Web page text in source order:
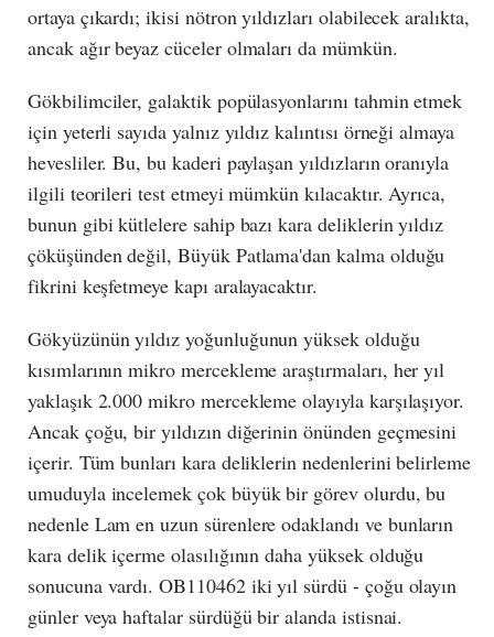
ortaya çıkardı; ikisi nötron yıldızları olabilecek aralıkta,
ancak ağır beyaz cüceler olmaları da mümkün.
Gökbilimciler, galaktik popülasyonlarını tahmin etmek
için yeterli sayıda yalnız yıldız kalıntısı örneği almaya
hevesliler. Bu, bu kaderi paylaşan yıldızların oranıyla
ilgili teorileri test etmeyi mümkün kılacaktır. Ayrıca,
bunun gibi kütlelere sahip bazı kara deliklerin yıldız
çöküşünden değil, Büyük Patlama'dan kalma olduğu
fikrini keşfetmeye kapı aralayacaktır.
Gökyüzünün yıldız yoğunluğunun yüksek olduğu
kısımlarının mikro mercekleme araştırmaları, her yıl
yaklaşık 2.000 mikro mercekleme olayıyla karşılaşıyor.
Ancak çoğu, bir yıldızın diğerinin önünden geçmesini
içerir. Tüm bunları kara deliklerin nedenlerini belirleme
umuduyla incelemek çok büyük bir görev olurdu, bu
nedenle Lam en uzun sürenlere odaklandı ve bunların
kara delik içerme olasılığının daha yüksek olduğu
sonucuna vardı. OB110462 iki yıl sürdü - çoğu olayın
günler veya haftalar sürdüğü bir alanda istisnai.